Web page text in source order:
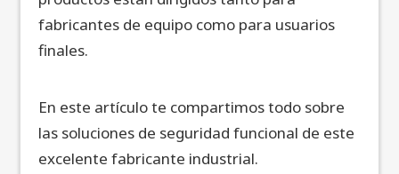
fabricantes de equipo como para usuarios
finales.
En este artículo te compartimos todo sobre
las soluciones de seguridad funcional de este
excelente fabricante industrial.